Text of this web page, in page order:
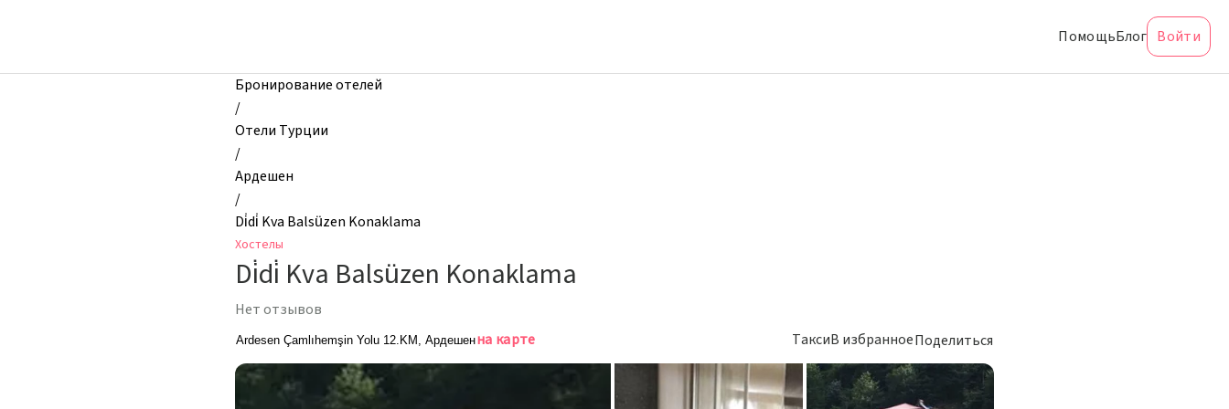
Di̇di̇
ПомощьБлог Войти
Бронирование отелей
/
Отели Турции
/
Ардешен
/
Di̇di̇ Kva Balsüzen Konaklama
Хостелы
Di̇di̇ Kva Balsüzen Konaklama
Нет отзывов
Ardesen Çamlıhemşin Yolu 12.KM, Ардешенна карте ТаксиВ избранноеПоделиться